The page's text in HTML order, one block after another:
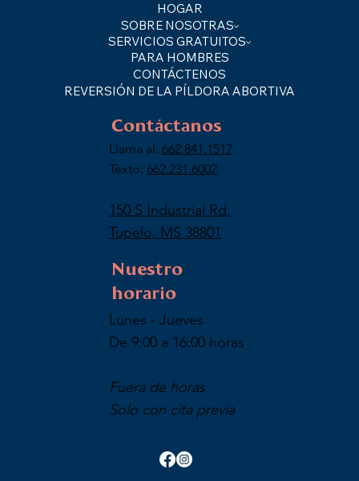
HOGAR
SOBRE NOSOTRAS
SERVICIOS GRATUITOS
PARA HOMBRES
CONTÁCTENOS
REVERSIÓN DE LA PÍLDORA ABORTIVA
Contáctanos
Llama al:662.841.1517
Texto:662.231.6002
150 S Industrial Rd.
Tupelo, MS 38801
Nuestro
horario
Lunes - Jueves
De 9:00 a 16:00 horas
Fuera de horas
Solo con cita previa